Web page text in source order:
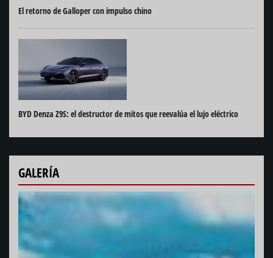
El retorno de Galloper con impulso chino
BYD Denza Z9S: el destructor de mitos que reevalúa el lujo eléctrico
GALERÍA